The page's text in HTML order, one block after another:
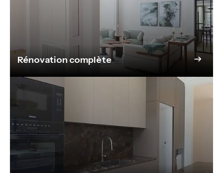
Rénovation complète